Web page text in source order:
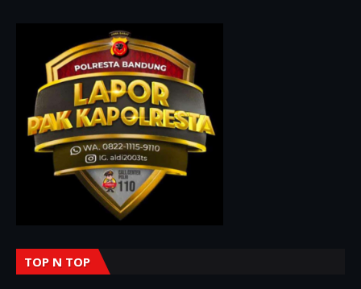
TOP N TOP